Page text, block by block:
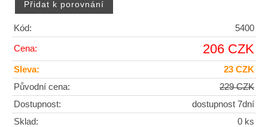
Kód: 5400
Cena: 206 CZK
Sleva:
23 CZK
Původní cena:
229 CZK
Dostupnost:
dostupnost 7dní
Sklad:
0 ks